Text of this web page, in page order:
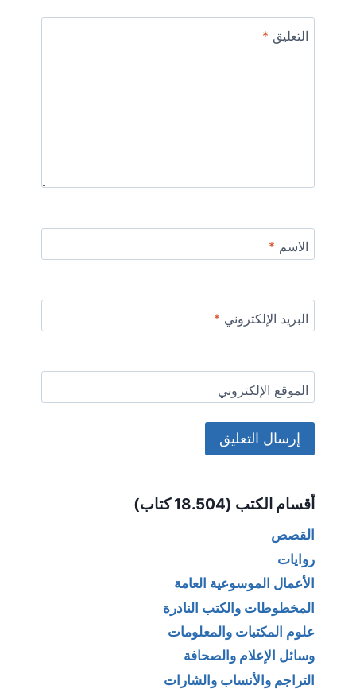
التعليق *
الاسم *
البريد الإلكتروني *
الموقع الإلكتروني
أقسام الكتب (18.504 كتاب)
القصص
روايات
الأعمال الموسوعية العامة
المخطوطات والكتب النادرة
علوم المكتبات والمعلومات
وسائل الإعلام والصحافة
التراجم والأنساب والشارات